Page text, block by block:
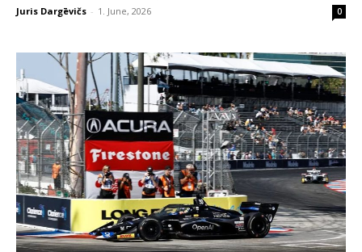
Juris Dargēvičs - 1. June, 2026 0